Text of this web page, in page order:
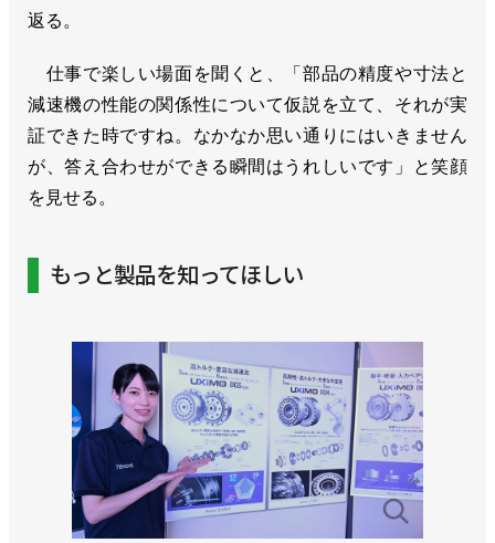
返る。
仕事で楽しい場面を聞くと、「部品の精度や寸法と
減速機の性能の関係性について仮説を立て、それが実
証できた時ですね。なかなか思い通りにはいきません
が、答え合わせができる瞬間はうれしいです」と笑顔
を見せる。
もっと製品を知ってほしい